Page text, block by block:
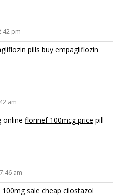
pm
pills buy empagliflozin
am
online florinef 100mcg price pill
am
sale cheap cilostazol